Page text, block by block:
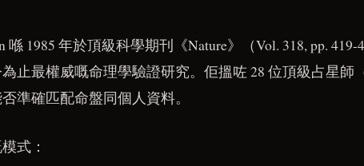
喺 1985 年於頂級科學期刊《Nature》（Vol. 318, pp.
止最權威嘅命理學驗證研究。佢搵咗 28 位頂級占星師
準確匹配命盤同個人資料。
式：